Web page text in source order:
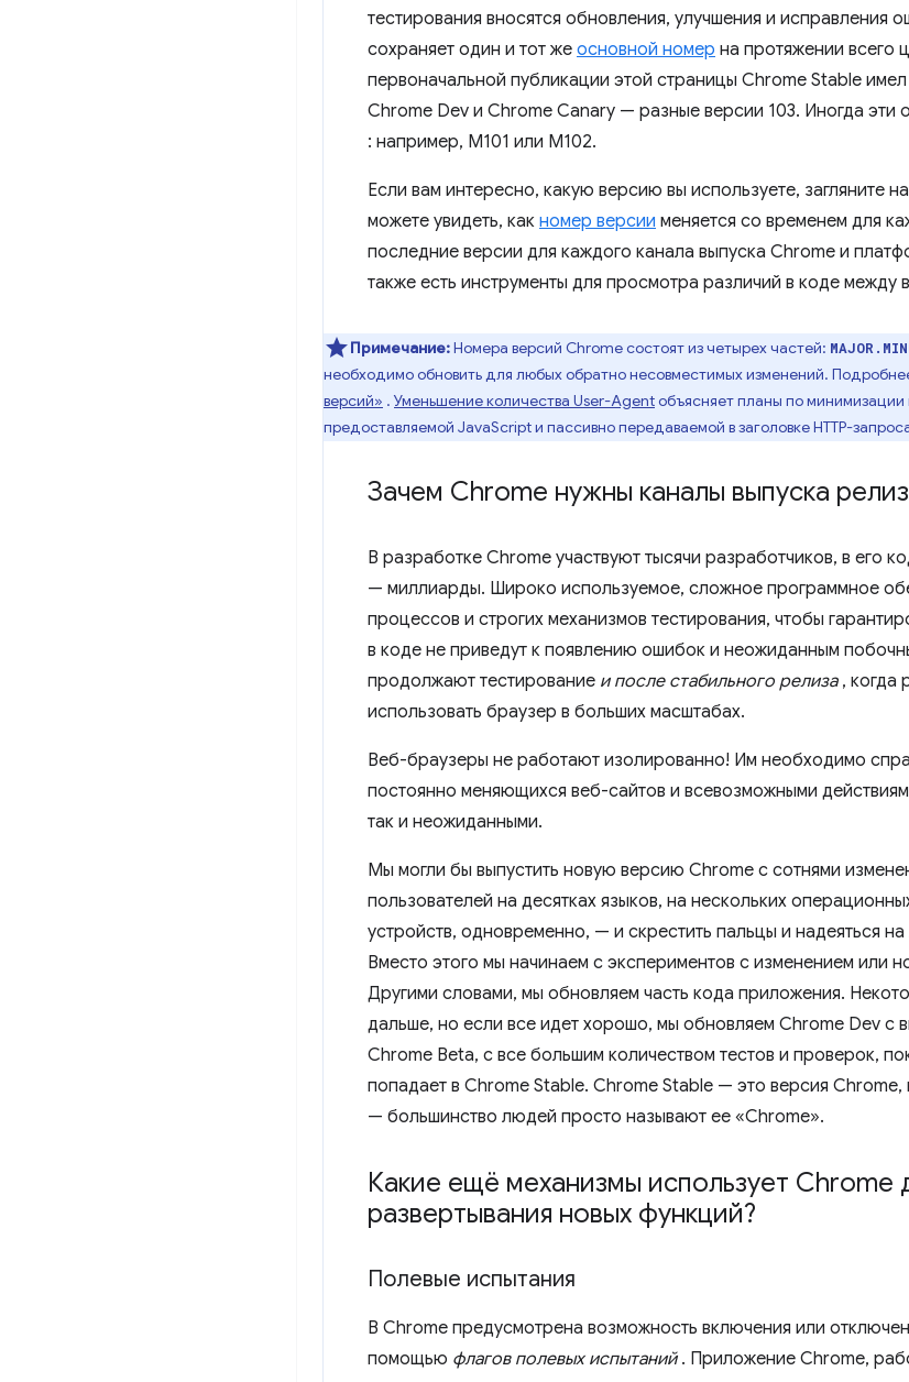
тестирования вносятся обновления, улучшения и исправления
сохраняет один и тот же основной номер на протяжении всего
первоначальной публикации этой страницы Chrome Stable
Chrome Dev и Chrome Canary — разные версии 103. Иногда эти
: например, M101 или M102.
Если вам интересно, какую версию вы используете, загляните
можете увидеть, как номер версии меняется со временем для
последние версии для каждого канала выпуска Chrome и
также есть инструменты для просмотра различий в коде между
Примечание:Номера версий Chrome состоят из четырех частей:
необходимо обновить для любых обратно несовместимых изменений.
версий» . Уменьшение количества User-Agentобъясняет планы по
предоставляемой JavaScript и пассивно передаваемой в заголовке HTTP-
Зачем Chrome нужны каналы выпуска
В разработке Chrome участвуют тысячи разработчиков, в его
— миллиарды. Широко используемое, сложное программное
процессов и строгих механизмов тестирования, чтобы
в коде не приведут к появлению ошибок и неожиданным
продолжают тестирование и после стабильного релиза, когда
использовать браузер в больших масштабах.
Веб-браузеры не работают изолированно! Им необходимо
постоянно меняющихся веб-сайтов и всевозможными
так и неожиданными.
Мы могли бы выпустить новую версию Chrome с сотнями
пользователей на десятках языков, на нескольких
устройств, одновременно, — и скрестить пальцы и надеяться
Вместо этого мы начинаем с экспериментов с изменением или
Другими словами, мы обновляем часть кода приложения.
дальше, но если все идет хорошо, мы обновляем Chrome Dev с
Chrome Beta, с все большим количеством тестов и проверок,
попадает в Chrome Stable. Chrome Stable — это версия
— большинство людей просто называют ее «Chrome».
Какие ещё механизмы использует Chrome
развертывания новых функций?
Полевые испытания
В Chrome предусмотрена возможность включения или
помощью флагов полевых испытаний. Приложение Chrome,